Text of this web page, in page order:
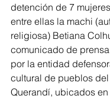
detención de 7
entre ellas la machi
religiosa) Betiana
comunicado de
por la entidad
cultural de pueblos
Querandí, ubicados